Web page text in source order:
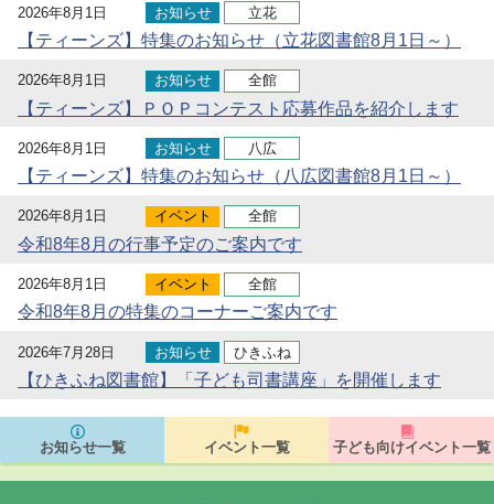
2026年8月1日 お知らせ 立花
【ティーンズ】特集のお知らせ（立花図書館8月1日～）
2026年8月1日 お知らせ 全館
【ティーンズ】ＰＯＰコンテスト応募作品を紹介します
2026年8月1日 お知らせ 八広
【ティーンズ】特集のお知らせ（八広図書館8月1日～）
2026年8月1日 イベント 全館
令和8年8月の行事予定のご案内です
2026年8月1日 イベント 全館
令和8年8月の特集のコーナーご案内です
2026年7月28日 お知らせ ひきふね
【ひきふね図書館】「子ども司書講座」を開催します
お知らせ一覧 イベント一覧 子ども向けイベント一覧